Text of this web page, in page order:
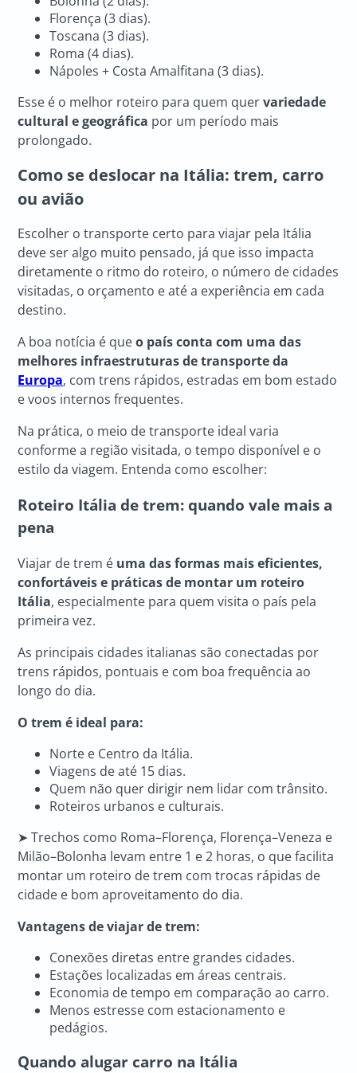
Florença (3 dias).
Toscana (3 dias).
Roma (4 dias).
Nápoles + Costa Amalfitana (3 dias).
Esse é o melhor roteiro para quem quervariedade
cultural e geográfica por um período mais
prolongado.
Como se deslocar na Itália: trem, carro
ou avião
Escolher o transporte certo para viajar pela Itália
deve ser algo muito pensado, já que isso impacta
diretamente o ritmo do roteiro, o número de cidades
visitadas, o orçamento e até a experiência em cada
destino.
A boa notícia é queo país conta com uma das
melhores infraestruturas de transporte da
Europa, com trens rápidos, estradas em bom estado
e voos internos frequentes.
Na prática, o meio de transporte ideal varia
conforme a região visitada, o tempo disponível e o
estilo da viagem. Entenda como escolher:
Roteiro Itália de trem: quando vale mais a
pena
Viajar de trem é uma das formas mais eficientes,
confortáveis e práticas de montar um roteiro
Itália, especialmente para quem visita o país pela
primeira vez.
As principais cidades italianas são conectadas por
trens rápidos, pontuais e com boa frequência ao
longo do dia.
O trem é ideal para:
Norte e Centro da Itália.
Viagens de até 15 dias.
Quem não quer dirigir nem lidar com trânsito.
Roteiros urbanos e culturais.
➤ Trechos como Roma–Florença, Florença–Veneza e
Milão–Bolonha levam entre 1 e 2 horas, o que facilita
montar um roteiro de trem com trocas rápidas de
cidade e bom aproveitamento do dia.
Vantagens de viajar de trem:
Conexões diretas entre grandes cidades.
Estações localizadas em áreas centrais.
Economia de tempo em comparação ao carro.
Menos estresse com estacionamento e
pedágios.
Quando alugar carro na Itália